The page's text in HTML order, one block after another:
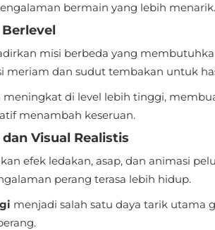
bermain yang lebih menarik.
misi berbeda yang
meriam dan sudut tembakan untuk
meningkat di level lebih tinggi,
menambah keseruan.
Visual Realistis
efek ledakan, asap, dan animasi
perang terasa lebih hidup.
menjadi salah satu daya tarik utama